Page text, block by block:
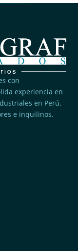
con
experiencia en
en Perú.
e inquilinos.